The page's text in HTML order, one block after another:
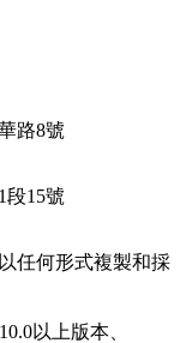
路8號
段15號
任何形式複製和採
以上版本、